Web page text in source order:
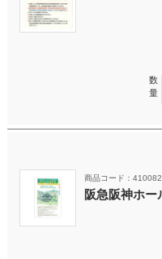
数
量
商品コード：410082
阪急阪神ホー